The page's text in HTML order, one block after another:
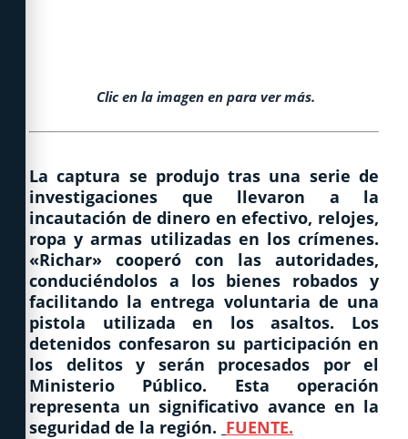
Clic en la imagen en para ver más.
La captura se produjo tras una serie de
investigaciones que llevaron a la
incautación de dinero en efectivo, relojes,
ropa y armas utilizadas en los crímenes.
«Richar» cooperó con las autoridades,
conduciéndolos a los bienes robados y
facilitando la entrega voluntaria de una
pistola utilizada en los asaltos. Los
detenidos confesaron su participación en
los delitos y serán procesados por el
Ministerio Público. Esta operación
representa un significativo avance en la
seguridad de la región. FUENTE.